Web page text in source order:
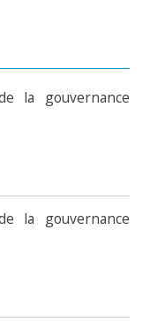
la gouvernance
la gouvernance